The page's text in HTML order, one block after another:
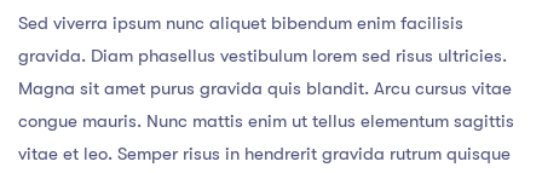
Sed viverra ipsum nunc aliquet bibendum enim facilisis
gravida. Diam phasellus vestibulum lorem sed risus ultricies.
Magna sit amet purus gravida quis blandit. Arcu cursus vitae
congue mauris. Nunc mattis enim ut tellus elementum sagittis
vitae et leo. Semper risus in hendrerit gravida rutrum quisque